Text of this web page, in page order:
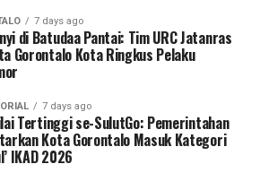
pengikisan stigma negatif terhadap
warga.
adalah fondasi utama dalam
TBC. Kami berupaya
yang persuasif dan mudah
tidak ragu melakukan pemeriksaan
batuk berkepanjangan,”
7 days ago
di Batudaa Pantai: Tim URC Jatanras
Gorontalo Kota Ringkus Pelaku
7 days ago
Tertinggi se-SulutGo: Pemerintahan
Kota Gorontalo Masuk Kategori
IKAD 2026